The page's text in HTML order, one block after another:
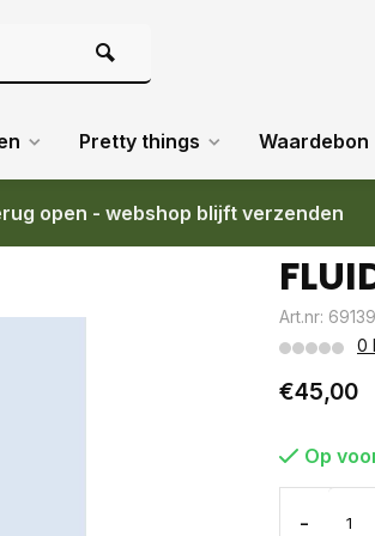
Pretty things Waardebon
open - webshop blijft verzenden
Art.nr:
0
€45,00
Op
-